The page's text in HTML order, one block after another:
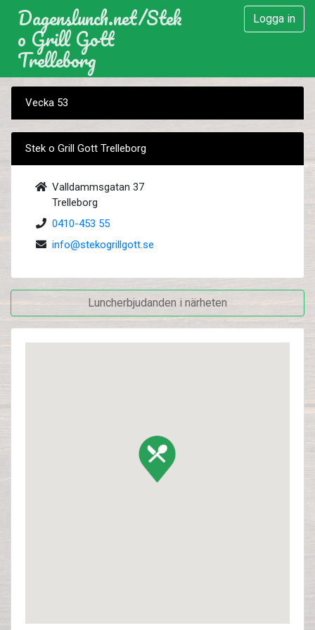
Dagenslunch.net/Stek
o Grill Gott
Trelleborg
Logga in
Vecka 53
Stek o Grill Gott Trelleborg
Valldammsgatan 37
Trelleborg
0410-453 55
info@stekogrillgott.se
Luncherbjudanden i närheten